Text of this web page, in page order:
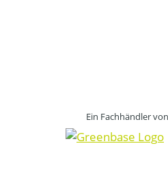
Ein Fachhändler von